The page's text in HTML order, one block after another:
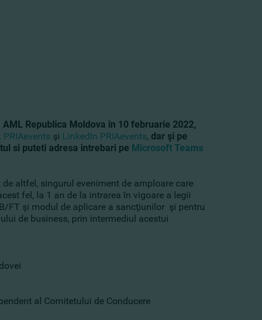
Republica Moldova în 10 februarie 2022,
PRIAevents şi LinkedIn PRIAevents, dar şi pe
si puteti adresa intrebari pe Microsoft Teams
altfel, singurul eveniment de amploare care
fel, la 1 an de la intrarea în vigoare a legii
FT şi modul de aplicare a sancţiunilor şi pentru
de business, prin intermediul acestui
al Comitetului de Conducere